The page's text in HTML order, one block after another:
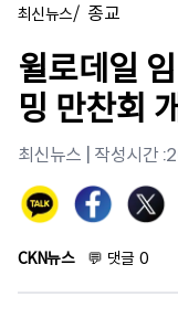
최신뉴스/ 종교
윌로데일
밍 만찬회
최신뉴스 | 작성시간 :
CKN뉴스 💬 댓글 0